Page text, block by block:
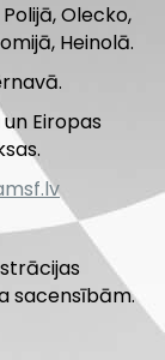
Olecko,
Heinolā.
Eiropas
sacensībām.